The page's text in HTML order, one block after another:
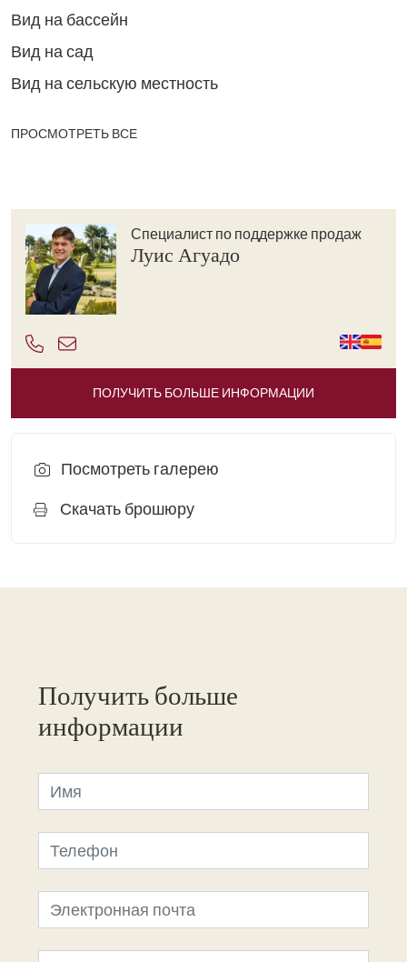
Вид на бассейн
Вид на сад
Вид на сельскую местность
ПРОСМОТРЕТЬ ВСЕ
Специалист по поддержке продаж
Луис Агуадо
ПОЛУЧИТЬ БОЛЬШЕ ИНФОРМАЦИИ
Посмотреть галерею
Скачать брошюру
Получить больше
информации